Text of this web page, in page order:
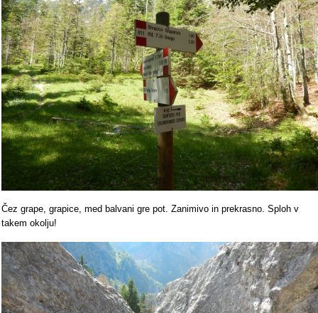
Čez grape, grapice, med balvani gre pot. Zanimivo in prekrasno. Sploh v
takem okolju!